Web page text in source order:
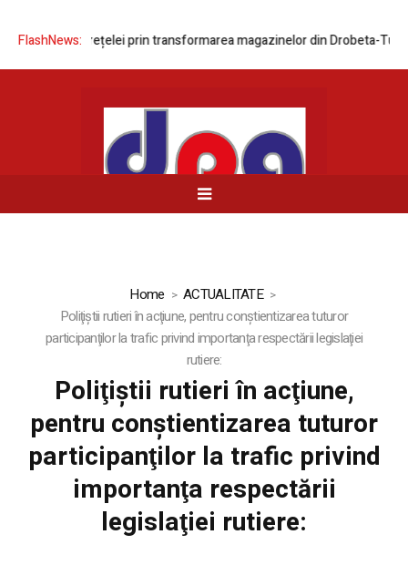
FlashNews:rețelei prin transformarea magazinelor din Drobeta-Turnu
Home
ACTUALITATE
Poliţiştii rutieri în acţiune, pentru conştientizarea tuturor
participanţilor la trafic privind importanţa respectării legislaţiei
rutiere:
Poliţiştii rutieri în acţiune,
pentru conştientizarea tuturor
participanţilor la trafic privind
importanţa respectării
legislaţiei rutiere: